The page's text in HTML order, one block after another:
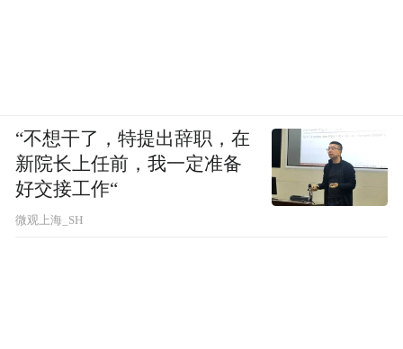
“不想干了，特提出辞职，在
新院长上任前，我一定准备
好交接工作“
微观上海_SH